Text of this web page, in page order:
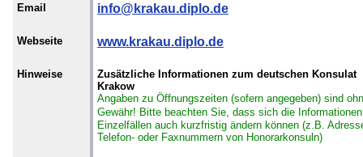
Email info@krakau.diplo.de
Webseite www.krakau.diplo.de
Hinweise
Zusätzliche Informationen zum deutschen Konsulat
Krakow
Angaben zu Öffnungszeiten (sofern angegeben) sind
Gewähr! Bitte beachten Sie, dass sich die
Einzelfällen auch kurzfristig ändern können (z.B.
Telefon- oder Faxnummern von Honorarkonsuln)